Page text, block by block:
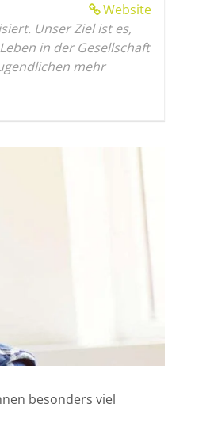
Website
Unser Ziel ist es,
in der Gesellschaft
mehr
besonders viel